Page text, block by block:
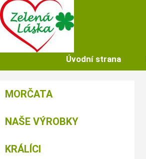
Úvodní strana
MORČATA
NAŠE VÝROBKY
KRÁLÍCI